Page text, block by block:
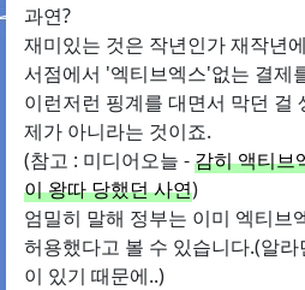
과연?
재미있는 것은 작년인가 재작년
서점에서 '엑티브엑스'없는 결제
이런저런 핑계를 대면서 막던 걸
제가 아니라는 것이죠.
(참고 : 미디어오늘 -감히 액티브
이 왕따 당했던 사연)
엄밀히 말해 정부는 이미 엑티브
허용했다고 볼 수 있습니다.(알
이 있기 때문에..)